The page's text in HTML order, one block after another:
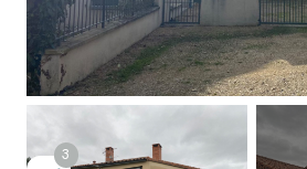
3
3